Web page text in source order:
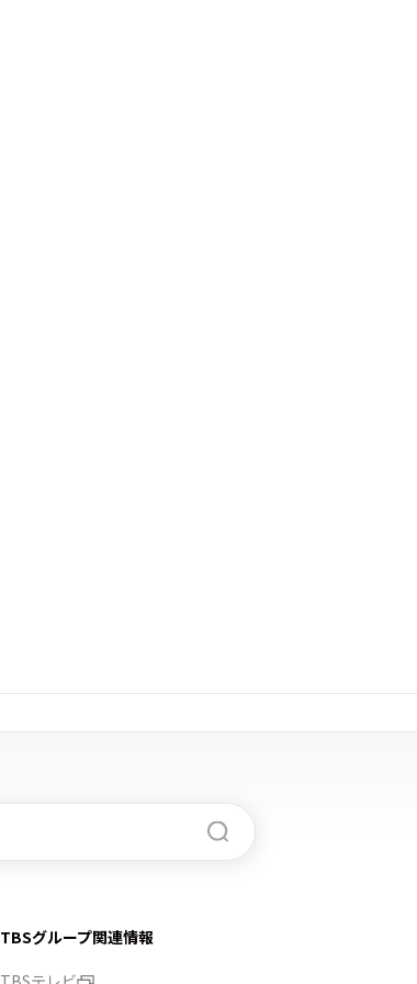
TBSグループ関連情報